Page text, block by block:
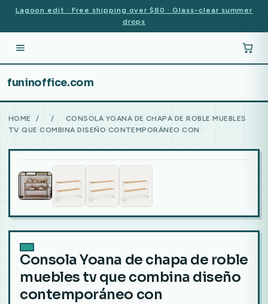
Lagoon edit · Free shipping over $80 · Glass-clear summer
drops
funinoffice.com
HOME / /
CONSOLA YOANA DE CHAPA DE ROBLE MUEBLES
TV QUE COMBINA DISEÑO CONTEMPORÁNEO CON
Consola Yoana de chapa de roble
muebles tv que combina diseño
contemporáneo con